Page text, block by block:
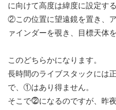
に向けて高度は緯度に設定する
②この位置に望遠鏡を置き、
ァインダーを覗き、目標天体
このどちらかになります。
長時間のライブスタックには
で、①はあり得ません。
そこで⓶になるのですが、昨